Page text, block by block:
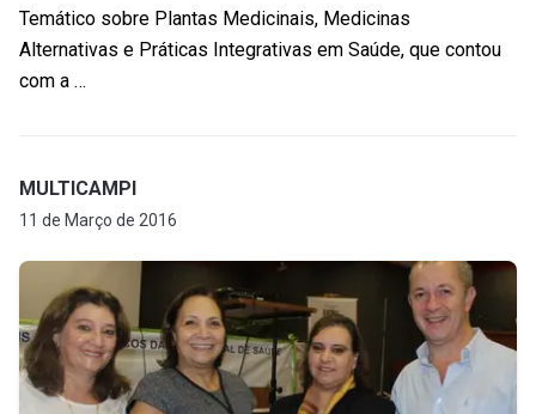
Temático sobre Plantas Medicinais, Medicinas
Alternativas e Práticas Integrativas em Saúde, que contou
com a …
MULTICAMPI
11 de Março de 2016